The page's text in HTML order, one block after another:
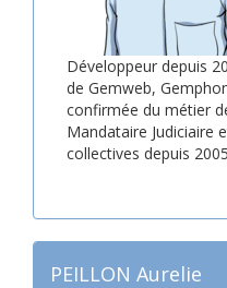
Développeur depuis
de Gemweb,
confirmée du métier
Mandataire Judiciaire
collectives depuis
PEILLON Aurelie